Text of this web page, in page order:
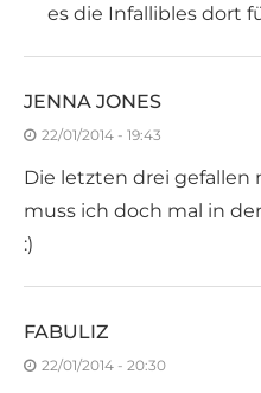
es die Infallibles dort
JENNA JONES
22/01/2014 - 19:43
Die letzten drei gefallen
muss ich doch mal in
:)
FABULIZ
22/01/2014 - 20:30